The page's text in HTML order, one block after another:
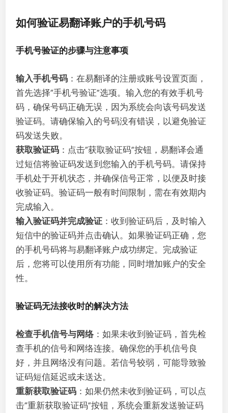
如何验证易翻译账户的手机号码
手机号验证的步骤与注意事项
输入手机号码 ：在易翻译的注册或账号设置页面，
首先选择“手机号验证”选项。输入您的有效手机号
码，确保号码正确无误，因为系统会向该号码发送
验证码。请确保输入的号码没有错误，以避免验证
码发送失败。
获取验证码 ：点击“获取验证码”按钮，易翻译会通
过短信将验证码发送到您输入的手机号码。请保持
手机处于开机状态，并确保信号正常，以便及时接
收验证码。验证码一般有时间限制，需在有效期内
完成输入。
输入验证码并完成验证 ：收到验证码后，及时输入
短信中的验证码并点击确认。如果验证码正确，您
的手机号码将与易翻译账户成功绑定。完成验证
后，您将可以使用所有功能，同时增加账户的安全
性。
验证码无法接收时的解决方法
检查手机信号与网络 ：如果未收到验证码，首先检
查手机的信号和网络连接。确保您的手机信号良
好，并且网络没有问题。若信号较弱，可能导致验
证码短信延迟或未送达。
重新获取验证码 ：如果仍然未收到验证码，可以点
击“重新获取验证码”按钮，系统会重新发送验证码